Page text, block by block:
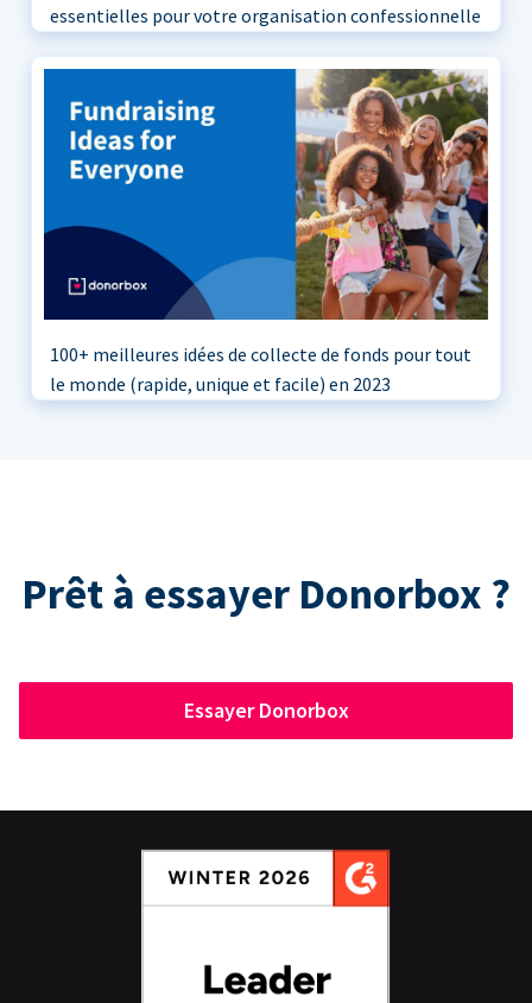
essentielles pour votre organisation confessionnelle
100+ meilleures idées de collecte de fonds pour tout
le monde (rapide, unique et facile) en 2023
Prêt à essayer Donorbox ?
Essayer Donorbox